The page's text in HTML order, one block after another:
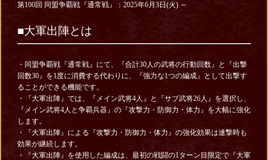
第100回 同盟争覇戦『通常戦』：2025年6月3日(火) ～
■大軍出陣とは
・同盟争覇戦『通常戦』にて、『合計30人の武将の行動回数』と『出撃
回数30』を1度に消費する代わりに、『強力な1つの編成』として出撃す
ることができる機能です。
・『大軍出陣』では、『メイン武将4人』と『サブ武将26人』を選択し、
『メイン武将4人と争覇兵器』の『攻撃力・防御力・体力』を大幅に強化
します。
・『大軍出陣』による『攻撃力・防御力・体力』の強化効果は連撃時も
効果が継続します。
・『大軍出陣』を使用した編成は、最初の戦闘の1ターン目限定で『大軍